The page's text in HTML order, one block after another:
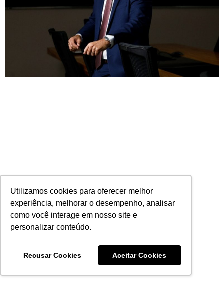
Utilizamos cookies para oferecer melhor
experiência, melhorar o desempenho, analisar
como você interage em nosso site e
personalizar conteúdo.
Recusar Cookies Aceitar Cookies
Genildo Lins assume nova diretoria na
Confederação Nacional das Seguradoras
(CNseg)
03/07/2023 Nenhum comentário